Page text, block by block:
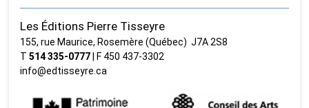
Les Éditions Pierre Tisseyre
155, rue Maurice, Rosemère (Québec) J7A 2S8
T514 335‑0777 | F 450 437‑3302
info@edtisseyre.ca